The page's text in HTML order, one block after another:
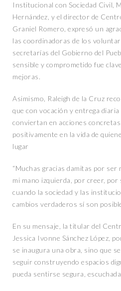
Institucional con Sociedad Civil,
Hernández, y el director de
Graniel Romero, expresó un
las coordinadoras de los
secretarías del Gobierno del
sensible y comprometido fue
mejoras.
Asimismo, Raleigh de la Cruz
que con vocación y entrega
conviertan en acciones
positivamente en la vida de
lugar
“Muchas gracias damitas por ser
mi mano izquierda, por creer,
cuando la sociedad y las
cambios verdaderos sí son
En su mensaje, la titular del
Jessica Ivonne Sánchez López,
se inaugura una obra, sino que
seguir construyendo espacios
pueda sentirse segura,